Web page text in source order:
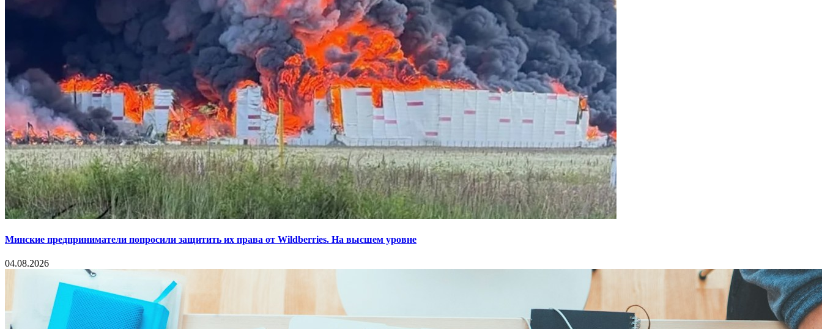
Минские предприниматели попросили защитить их права от Wildberries. На высшем уровне
04.08.2026